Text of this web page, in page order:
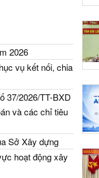
2026
vụ kết nối, chia
37/2026/TT-BXD
và các chỉ tiêu
Sở Xây dựng
hoạt động xây